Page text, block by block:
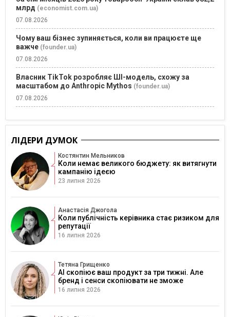
млрд (economist.com.ua)
07.08.2026
Чому ваш бізнес зупиняється, коли ви працюєте ще
важче (founder.ua)
07.08.2026
Власник TikTok розробляє ШІ-модель, схожу за
масштабом до Anthropic Mythos (founder.ua)
07.08.2026
ЛІДЕРИ ДУМОК
Костянтин Мельников
Коли немає великого бюджету: як витягнути
кампанію ідеєю
23 липня 2026
Анастасія Джогола
Коли публічність керівника стає ризиком для
репутації
16 липня 2026
Тетяна Грищенко
AI скопіює ваш продукт за три тижні. Але
бренд і сенси скопіювати не зможе
16 липня 2026